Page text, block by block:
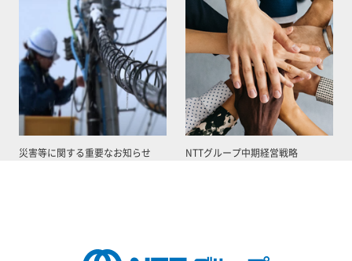
災害等に関する重要なお知らせ NTTグループ中期経営戦略